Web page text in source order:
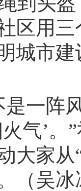
区用
城市
是一阵
气’
大家
（吴冰